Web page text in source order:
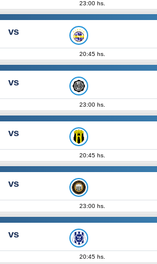
23:00 hs.
vs
20:45 hs.
vs
23:00 hs.
vs
20:45 hs.
vs
23:00 hs.
vs
20:45 hs.